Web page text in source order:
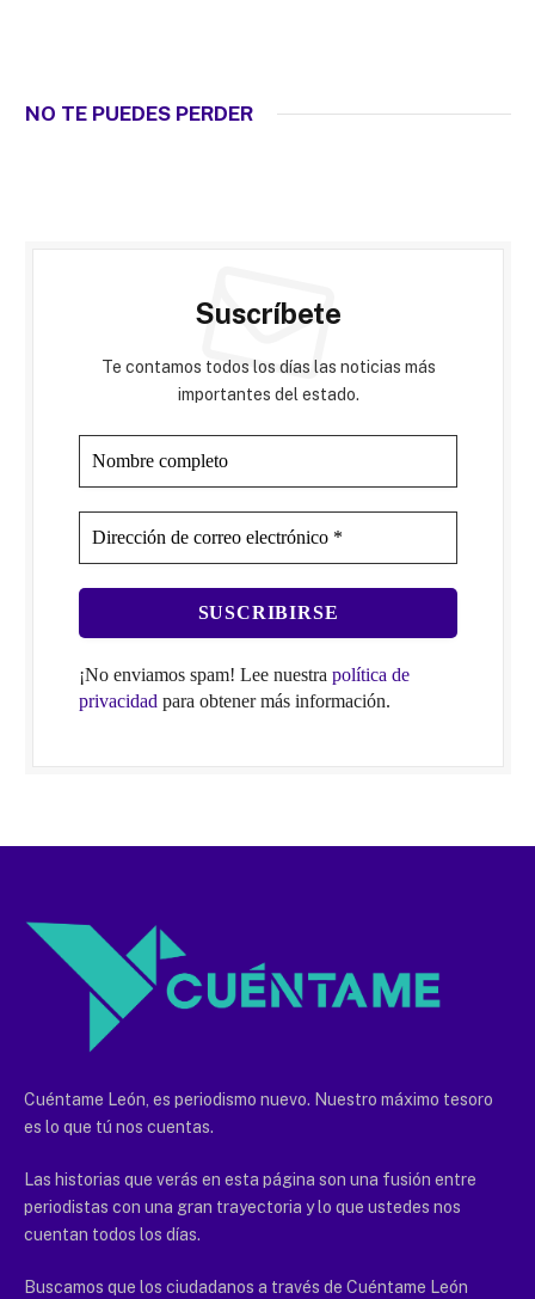
NO TE PUEDES PERDER
Suscríbete
Te contamos todos los días las noticias más
importantes del estado.
¡No enviamos spam! Lee nuestra política de
privacidad para obtener más información.
Cuéntame León, es periodismo nuevo. Nuestro máximo tesoro
es lo que tú nos cuentas.
Las historias que verás en esta página son una fusión entre
periodistas con una gran trayectoria y lo que ustedes nos
cuentan todos los días.
Buscamos que los ciudadanos a través de Cuéntame León